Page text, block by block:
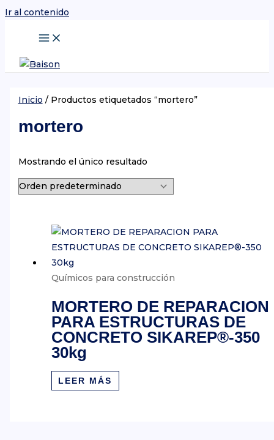
Ir al contenido
Inicio / Productos etiquetados “mortero”
mortero
Mostrando el único resultado
Químicos para construcción
MORTERO DE REPARACION
PARA ESTRUCTURAS DE
CONCRETO SIKAREP®-350
30kg
LEER MÁS